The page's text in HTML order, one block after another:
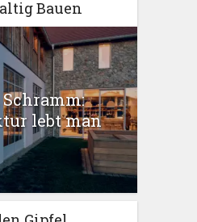
Bauen
lebt man